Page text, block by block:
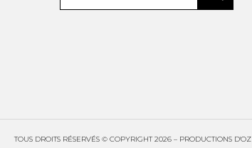
TOUS DROITS RÉSERVÉS © COPYRIGHT 2026 – PRODUCTIONS D'OZ